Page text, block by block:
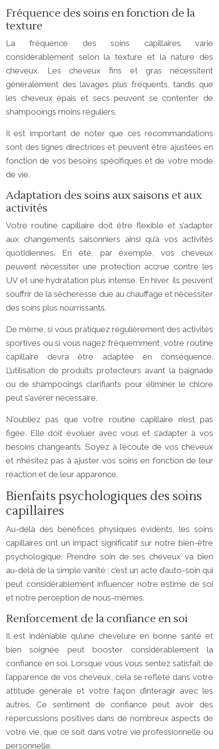
Fréquence des soins en fonction de la
texture
La fréquence des soins capillaires varie
considérablement selon la texture et la nature des
cheveux. Les cheveux fins et gras nécessitent
généralement des lavages plus fréquents, tandis que
les cheveux épais et secs peuvent se contenter de
shampooings moins réguliers.
Il est important de noter que ces recommandations
sont des lignes directrices et peuvent être ajustées en
fonction de vos besoins spécifiques et de votre mode
de vie.
Adaptation des soins aux saisons et aux
activités
Votre routine capillaire doit être flexible et s’adapter
aux changements saisonniers ainsi qu’à vos activités
quotidiennes. En été, par exemple, vos cheveux
peuvent nécessiter une protection accrue contre les
UV et une hydratation plus intense. En hiver, ils peuvent
souffrir de la sécheresse due au chauffage et nécessiter
des soins plus nourrissants.
De même, si vous pratiquez régulièrement des activités
sportives ou si vous nagez fréquemment, votre routine
capillaire devra être adaptée en conséquence.
L’utilisation de produits protecteurs avant la baignade
ou de shampooings clarifiants pour éliminer le chlore
peut s’avérer nécessaire.
N’oubliez pas que votre routine capillaire n’est pas
figée. Elle doit évoluer avec vous et s’adapter à vos
besoins changeants. Soyez à l’écoute de vos cheveux
et n’hésitez pas à ajuster vos soins en fonction de leur
réaction et de leur apparence.
Bienfaits psychologiques des soins
capillaires
Au-delà des bénéfices physiques évidents, les soins
capillaires ont un impact significatif sur notre bien-être
psychologique. Prendre soin de ses cheveux va bien
au-delà de la simple vanité ; c’est un acte d’auto-soin qui
peut considérablement influencer notre estime de soi
et notre perception de nous-mêmes.
Renforcement de la confiance en soi
Il est indéniable qu’une chevelure en bonne santé et
bien soignée peut booster considérablement la
confiance en soi. Lorsque vous vous sentez satisfait de
l’apparence de vos cheveux, cela se reflète dans votre
attitude générale et votre façon d’interagir avec les
autres. Ce sentiment de confiance peut avoir des
répercussions positives dans de nombreux aspects de
votre vie, que ce soit dans votre vie professionnelle ou
personnelle.